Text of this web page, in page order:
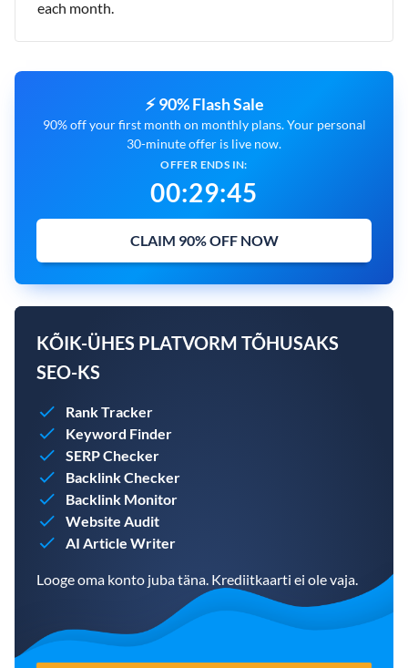
each month.
⚡ 90% Flash Sale
90% off your first month on monthly plans. Your personal
30-minute offer is live now.
OFFER ENDS IN:
00:29:44
CLAIM 90% OFF NOW
KÕIK-ÜHES PLATVORM TÕHUSAKS
SEO-KS
Rank Tracker
Keyword Finder
SERP Checker
Backlink Checker
Backlink Monitor
Website Audit
AI Article Writer
Looge oma konto juba täna. Krediitkaarti ei ole vaja.